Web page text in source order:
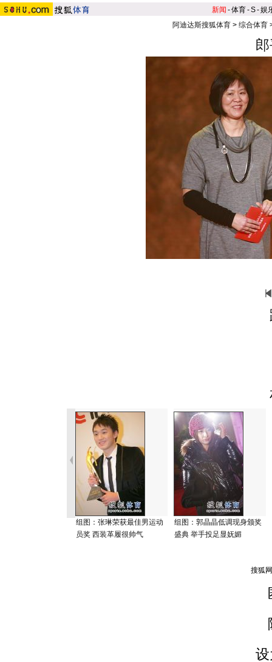
新闻 -体育-S-娱
阿迪达斯搜狐体育 > 综合体育
组图：张琳荣获最佳男运动
员奖 西装革履很帅气
组图：郭晶晶低调现身颁奖
盛典 举手投足显妩媚